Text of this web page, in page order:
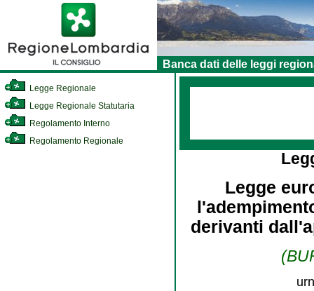
Banca dati delle leggi
Legge Regionale
Legge Regionale Statutaria
Regolamento Interno
Regolamento Regionale
Legge
derivanti